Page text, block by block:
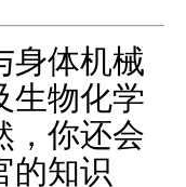
身体机械
生物化学
，你还会
的知识